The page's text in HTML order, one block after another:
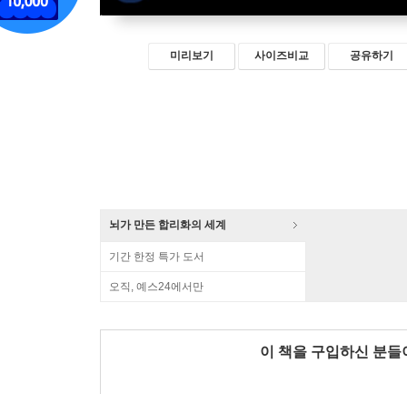
미리보기 사이즈비교 공유하기
뇌가 만든 합리화의 세계
기간 한정 특가 도서
오직, 예스24에서만
이 책을 구입하신 분